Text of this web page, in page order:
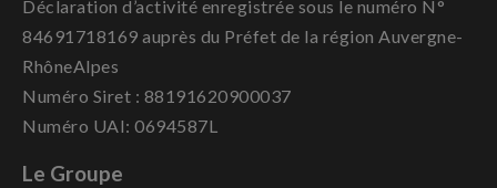
Déclaration d’activité enregistrée sous le numéro N°
84691718169 auprès du Préfet de la région Auvergne-
RhôneAlpes
Numéro Siret : 88191620900037
Numéro UAI: 0694587L
Le Groupe